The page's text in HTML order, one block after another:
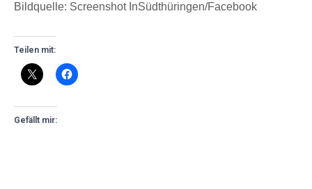
Bildquelle: Screenshot InSüdthüringen/Facebook
Teilen mit:
Gefällt mir: